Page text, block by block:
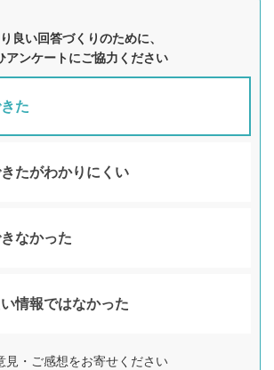
良い回答づくりのために、
アンケートにご協力ください
た
たがわかりにくい
なかった
情報ではなかった
見・ご感想をお寄せください